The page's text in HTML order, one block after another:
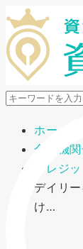
メニューを開閉
ホーム
金融機
クレジ
デイリ
け…